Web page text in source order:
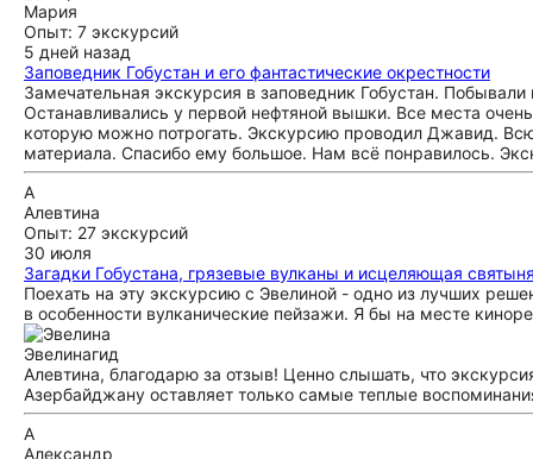
Мария
Опыт: 7 экскурсий
5 дней назад
Заповедник Гобустан и его фантастические окрестности
Замечательная экскурсия в заповедник Гобустан.
Останавливались у первой нефтяной вышки. Все места
которую можно потрогать. Экскурсию проводил Джавид.
материала. Спасибо ему большое. Нам всё понравилось.
А
Алевтина
Опыт: 27 экскурсий
30 июля
Загадки Гобустана, грязевые вулканы и исцеляющая
Поехать на эту экскурсию с Эвелиной - одно из лучших
в особенности вулканические пейзажи. Я бы на месте
Эвелинагид
Алевтина, благодарю за отзыв! Ценно слышать, что
Азербайджану оставляет только самые теплые
А
Александр